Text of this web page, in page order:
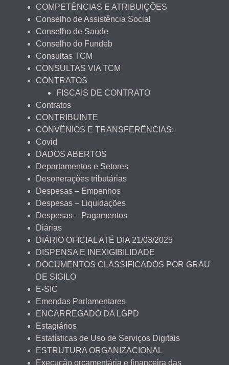
COMPETÊNCIAS E ATRIBUIÇÕES
Conselho de Assistência Social
Conselho de Saúde
Conselho do Fundeb
Consultas TCM
CONSULTAS VIA TCM
CONTRATOS
FISCAIS DE CONTRATO
Contratos
CONTRIBUINTE
CONVÊNIOS E TRANSFERÊNCIAS:
Covid
DADOS ABERTOS
Departamentos e Setores
Desonerações tributárias
Despesas – Empenhos
Despesas – Liquidações
Despesas – Pagamentos
Diárias
DIÁRIO OFICIAL ATÉ DIA 21/03/2025
DISPENSA E INEXIGIBILIDADE
DOCUMENTOS CLASSIFICADOS POR GRAU
DE SIGILO
E-SIC
Emendas Parlamentares
ENCARREGADO DA LGPD
Estagiários
Estatísticas de Uso de Serviços Digitais
ESTRUTURA ORGANIZACIONAL
Execução orçamentária e financeira das